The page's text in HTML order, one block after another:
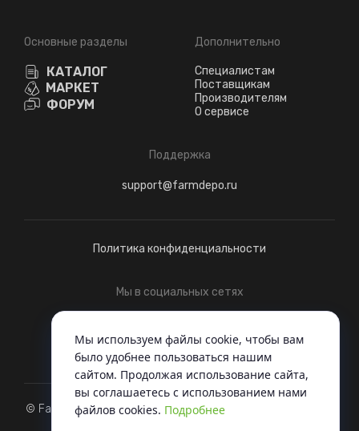
Основные разделы
КАТАЛОГ
МАРКЕТ
ФОРУМ
Дополнительно
Специалистам
Поставщикам
Производителям
О сервисе
Поддержка
support@farmdepo.ru
Политика конфиденциальности
Мы в социальных сетях
© FarmDepo, 2022 - Когда вся техника под одной крышей
Мы используем файлы cookie, чтобы вам
было удобнее пользоваться нашим
сайтом. Продолжая использование сайта,
вы соглашаетесь c использованием нами
файлов cookies. Подробнее